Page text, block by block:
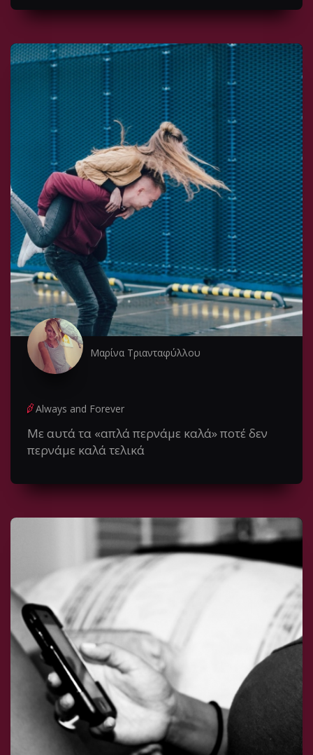
Μαρίνα Τριανταφύλλου
Always and Forever
Με αυτά τα «απλά περνάμε καλά» ποτέ δεν
περνάμε καλά τελικά